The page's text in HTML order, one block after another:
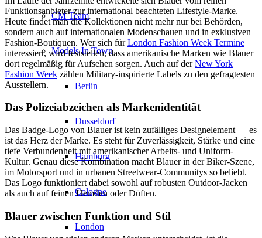
CM Team
Models In Town
Berlin
Dusseldorf
Hamburg
Cologne
London
Funktionsanbieter zur international beachteten Lifestyle-Marke.
Heute findet man die Kollektionen nicht mehr nur bei Behörden,
sondern auch auf internationalen Modenschauen und in exklusiven
Fashion-Boutiquen. Wer sich fürLondon Fashion Week Termine
interessiert, wird feststellen, dass amerikanische Marken wie Blauer
dort regelmäßig für Aufsehen sorgen. Auch auf derNew York
Fashion Week zählen Military-inspirierte Labels zu den gefragtesten
Ausstellern.
Das Polizeiabzeichen als Markenidentität
Das Badge-Logo von Blauer ist kein zufälliges Designelement — es
ist das Herz der Marke. Es steht für Zuverlässigkeit, Stärke und eine
tiefe Verbundenheit mit amerikanischer Arbeits- und Uniform-
Kultur. Genau diese Kombination macht Blauer in der Biker-Szene,
im Motorsport und in urbanen Streetwear-Communitys so beliebt.
Das Logo funktioniert dabei sowohl auf robusten Outdoor-Jacken
als auch auf feinen Hemden oder Düften.
Blauer zwischen Funktion und Stil